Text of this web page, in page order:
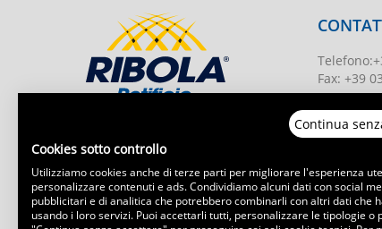
Telefono:
Fax: +39
CF e P.Iva
N.
BS-
Capitale
Continua
Cookies sotto controllo
Utilizziamo cookies anche di terze parti per migliorare l'esperienza
personalizzare contenuti e ads. Condividiamo alcuni dati con social
pubblicitari e di analitica che potrebbero combinarli con altri dati che
usando i loro servizi. Puoi accettarli tutti, personalizzare le tipologie o